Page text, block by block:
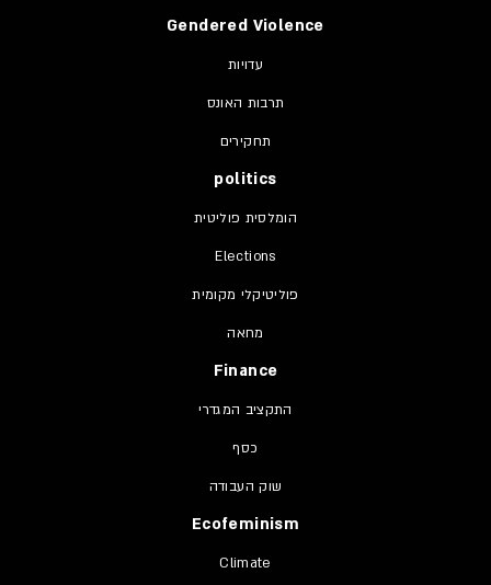
Gendered Violence
עדויות
תרבות האונס
תחקירים
politics
הומלסית פוליטית
Elections
פוליטיקלי מקומית
מחאה
Finance
התקציב המגדרי
כסף
שוק העבודה
Ecofeminism
Climate